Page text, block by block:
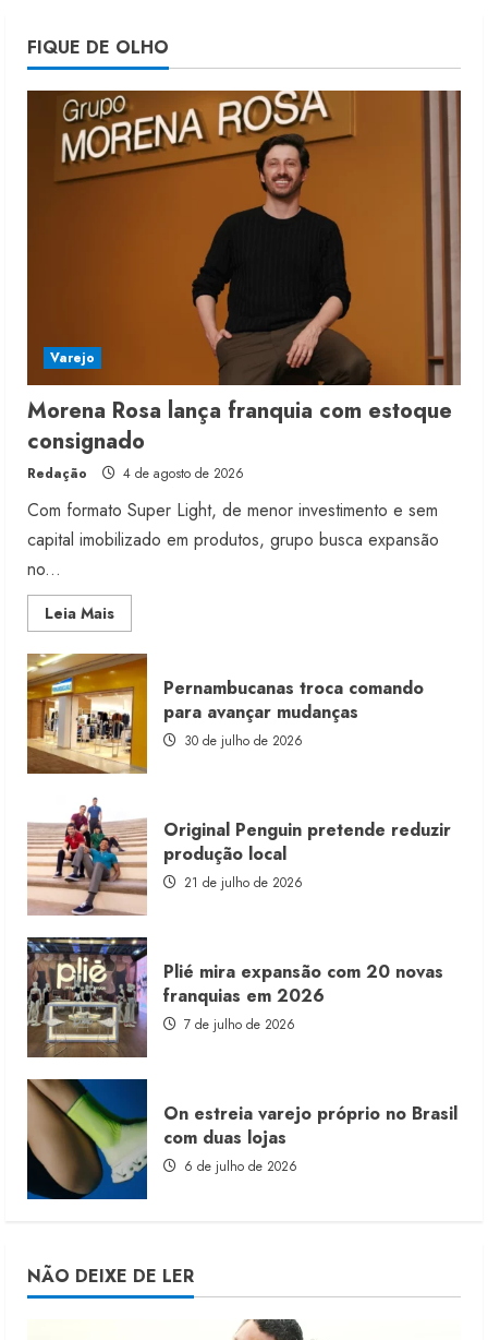
4
Fakini prevê R$345 milhões de
receita em 2026
4 de agosto de 2026
Projeto testa passaporte digital na
moda nacional
4 de agosto de 2026
FIQUE DE OLHO
Varejo
Morena Rosa lança franquia com estoque
consignado
Redação 4 de agosto de 2026
Com formato Super Light, de menor investimento e sem
capital imobilizado em produtos, grupo busca expansão
no...
Leia MaisRead
more
Morena
Rosa
lança
franquia
com
estoque
consignado
Pernambucanas troca comando
para avançar mudanças
30 de julho de 2026
Original Penguin pretende reduzir
produção local
21 de julho de 2026
Plié mira expansão com 20 novas
franquias em 2026
7 de julho de 2026
On estreia varejo próprio no Brasil
com duas lojas
6 de julho de 2026
NÃO DEIXE DE LER